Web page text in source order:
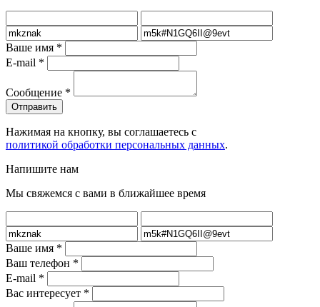
Ваше имя *
E-mail *
Сообщение *
Нажимая на кнопку, вы соглашаетесь с
политикой обработки персональных данных.
Напишите нам
Мы свяжемся с вами в ближайшее время
Ваше имя *
Ваш телефон *
E-mail *
Вас интересует *